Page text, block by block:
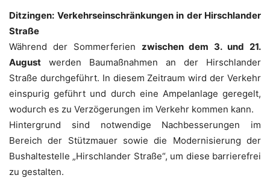
Ditzingen: Verkehrseinschränkungen in der Hirschlander
Straße
Während der Sommerferien zwischen dem 3. und 21.
August werden Baumaßnahmen an der Hirschlander
Straße durchgeführt. In diesem Zeitraum wird der Verkehr
einspurig geführt und durch eine Ampelanlage geregelt,
wodurch es zu Verzögerungen im Verkehr kommen kann.
Hintergrund sind notwendige Nachbesserungen im
Bereich der Stützmauer sowie die Modernisierung der
Bushaltestelle „Hirschlander Straße“, um diese barrierefrei
zu gestalten.